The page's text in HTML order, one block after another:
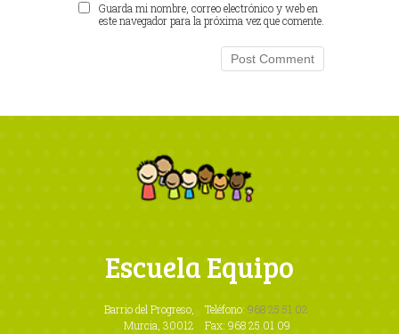
Guarda mi nombre, correo electrónico y web en
este navegador para la próxima vez que comente.
Escuela Equipo
Teléfono: 968 25 51 02
Fax: 968 25 01 09
Barrio del Progreso,
Murcia, 30012